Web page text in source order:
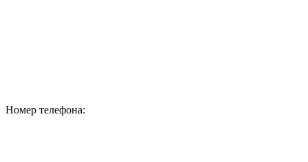
Номер телефона: